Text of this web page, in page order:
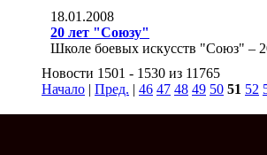
18.01.2008
20 лет "Союзу"
Школе боевых искусств "Союз" –
Новости 1501 - 1530 из 11765
Начало | Пред. | 46 47 48 49 50 51 52